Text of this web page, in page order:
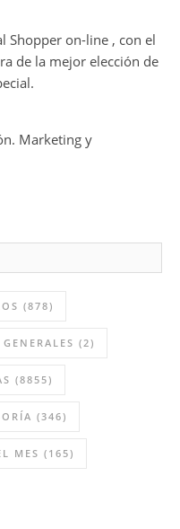
Shopper on-line , con el
de la mejor elección de
Marketing y
(878)
(2)
(8855)
(346)
MES (165)